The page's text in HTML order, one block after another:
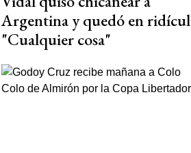
Argentina y quedó en
"Cualquier cosa"